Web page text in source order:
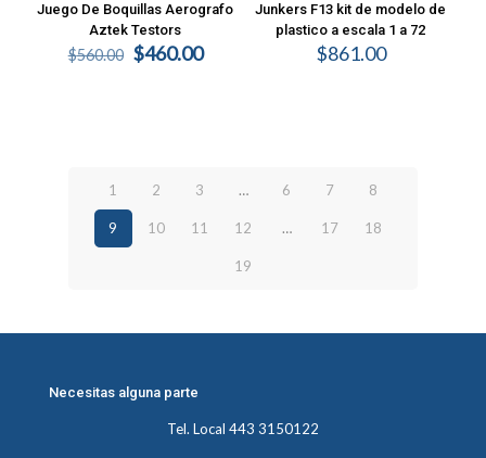
Juego De Boquillas Aerografo
Aztek Testors
$560.00 Original
$460.00Current
Junkers F13 kit de modelo de
plastico a escala 1 a 72
$861.00
1 2 3 … 6 7 8
9 10 11 12 … 17 18
19
Necesitas alguna parte
Tel. Local 443 3150122